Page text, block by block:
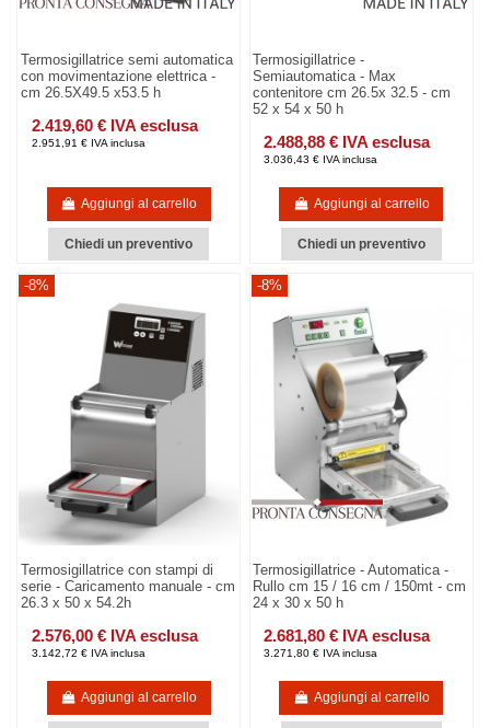
Termosigillatrice semi automatica
con movimentazione elettrica -
cm 26.5X49.5 x53.5 h
2.419,60 € IVA esclusa
2.951,91 € IVA inclusa
Aggiungi al carrello
Chiedi un preventivo
Termosigillatrice -
Semiautomatica - Max
contenitore cm 26.5x 32.5 - cm
52 x 54 x 50 h
2.488,88 € IVA esclusa
3.036,43 € IVA inclusa
Aggiungi al carrello
Chiedi un preventivo
-8%
Termosigillatrice con stampi di
serie - Caricamento manuale - cm
26.3 x 50 x 54.2h
2.576,00 € IVA esclusa
3.142,72 € IVA inclusa
Aggiungi al carrello
-8%
Termosigillatrice - Automatica -
Rullo cm 15 / 16 cm / 150mt - cm
24 x 30 x 50 h
2.681,80 € IVA esclusa
3.271,80 € IVA inclusa
Aggiungi al carrello